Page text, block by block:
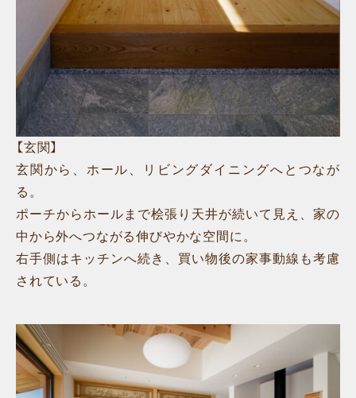
【玄関】
玄関から、ホール、リビングダイニングへとつなが
る。
ポーチからホールまで桧張り天井が続いて見え、家の
中から外へつながる伸びやかな空間に。
右手側はキッチンへ続き、買い物後の家事動線も考慮
されている。